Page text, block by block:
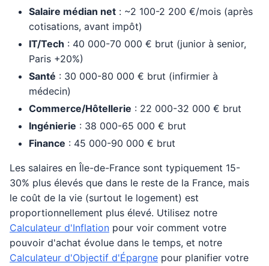
Salaire médian net : ~2 100-2 200 €/mois (après
cotisations, avant impôt)
IT/Tech : 40 000-70 000 € brut (junior à senior,
Paris +20%)
Santé : 30 000-80 000 € brut (infirmier à
médecin)
Commerce/Hôtellerie : 22 000-32 000 € brut
Ingénierie : 38 000-65 000 € brut
Finance : 45 000-90 000 € brut
Les salaires en Île-de-France sont typiquement 15-
30% plus élevés que dans le reste de la France, mais
le coût de la vie (surtout le logement) est
proportionnellement plus élevé. Utilisez notre
Calculateur d'Inflation pour voir comment votre
pouvoir d'achat évolue dans le temps, et notre
Calculateur d'Objectif d'Épargne pour planifier votre